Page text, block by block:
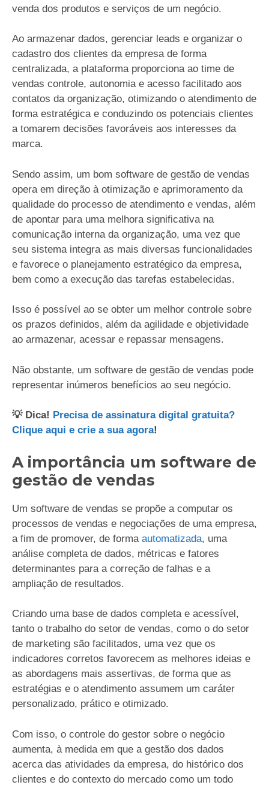
venda dos produtos e serviços de um negócio.
Ao armazenar dados, gerenciar leads e organizar o
cadastro dos clientes da empresa de forma
centralizada, a plataforma proporciona ao time de
vendas controle, autonomia e acesso facilitado aos
contatos da organização, otimizando o atendimento de
forma estratégica e conduzindo os potenciais clientes
a tomarem decisões favoráveis aos interesses da
marca.
Sendo assim, um bom software de gestão de vendas
opera em direção à otimização e aprimoramento da
qualidade do processo de atendimento e vendas, além
de apontar para uma melhora significativa na
comunicação interna da organização, uma vez que
seu sistema integra as mais diversas funcionalidades
e favorece o planejamento estratégico da empresa,
bem como a execução das tarefas estabelecidas.
Isso é possível ao se obter um melhor controle sobre
os prazos definidos, além da agilidade e objetividade
ao armazenar, acessar e repassar mensagens.
Não obstante, um software de gestão de vendas pode
representar inúmeros benefícios ao seu negócio.
💡 Dica! Precisa de assinatura digital gratuita?
Clique aqui e crie a sua agora!
A importância um software de
gestão de vendas
Um software de vendas se propõe a computar os
processos de vendas e negociações de uma empresa,
a fim de promover, de forma automatizada, uma
análise completa de dados, métricas e fatores
determinantes para a correção de falhas e a
ampliação de resultados.
Criando uma base de dados completa e acessível,
tanto o trabalho do setor de vendas, como o do setor
de marketing são facilitados, uma vez que os
indicadores corretos favorecem as melhores ideias e
as abordagens mais assertivas, de forma que as
estratégias e o atendimento assumem um caráter
personalizado, prático e otimizado.
Com isso, o controle do gestor sobre o negócio
aumenta, à medida em que a gestão dos dados
acerca das atividades da empresa, do histórico dos
clientes e do contexto do mercado como um todo